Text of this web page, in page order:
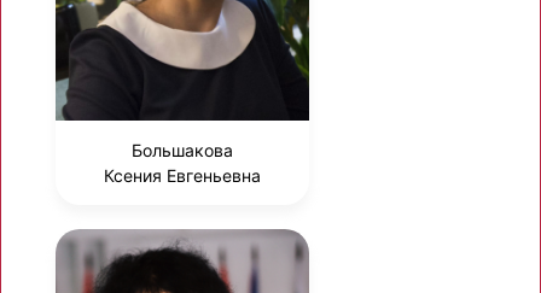
Большакова
Ксения Евгеньевна